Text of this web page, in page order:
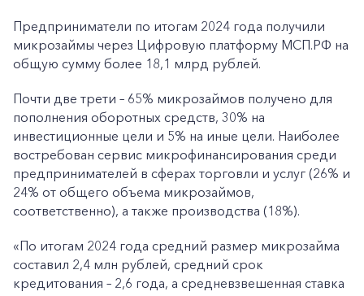
Предприниматели по итогам 2024 года получили
микрозаймы через Цифровую платформу МСП.РФ на
общую сумму более 18,1 млрд рублей.
Почти две трети – 65% микрозаймов получено для
пополнения оборотных средств, 30% на
инвестиционные цели и 5% на иные цели. Наиболее
востребован сервис микрофинансирования среди
предпринимателей в сферах торговли и услуг (26% и
24% от общего объема микрозаймов,
соответственно), а также производства (18%).
«По итогам 2024 года средний размер микрозайма
составил 2,4 млн рублей, средний срок
кредитования – 2,6 года, а средневзвешенная ставка